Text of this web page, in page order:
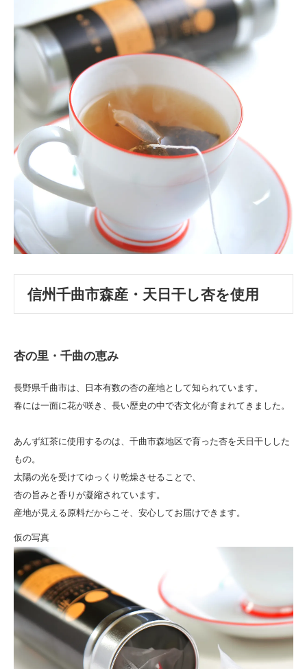
信州千曲市森産・天日干し杏を使用
杏の里・千曲の恵み
長野県千曲市は、日本有数の杏の産地として知られています。
春には一面に花が咲き、長い歴史の中で杏文化が育まれてきました。
あんず紅茶に使用するのは、千曲市森地区で育った杏を天日干しした
もの。
太陽の光を受けてゆっくり乾燥させることで、
杏の旨みと香りが凝縮されています。
産地が見える原料だからこそ、安心してお届けできます。
仮の写真